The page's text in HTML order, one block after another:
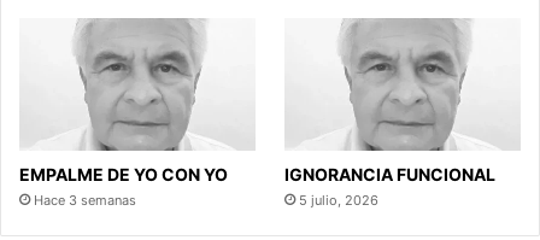
EMPALME DE YO CON YO
Hace 3 semanas
IGNORANCIA FUNCIONAL
5 julio, 2026